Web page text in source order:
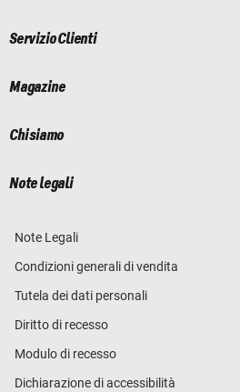
Servizio Clienti
Magazine
Chi siamo
Note legali
Note Legali
Condizioni generali di vendita
Tutela dei dati personali
Diritto di recesso
Modulo di recesso
Dichiarazione di accessibilità